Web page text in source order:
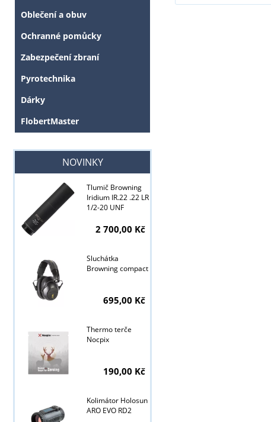
Oblečení a obuv
Ochranné pomůcky
Zabezpečení zbraní
Pyrotechnika
Dárky
FlobertMaster
NOVINKY
Tlumič Browning
Iridium IR.22 .22 LR
1/2-20 UNF
2 700,00 Kč
Sluchátka
Browning compact
695,00 Kč
Thermo terče
Nocpix
190,00 Kč
Kolimátor Holosun
ARO EVO RD2